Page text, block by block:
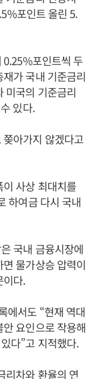
포인트 올린 5.
0.25%포인트씩 두
가 국내 기준금리
미국의 기준금리
있다.
아가지 않겠다고
사상 최대치를
하여금 다시 국내
국내 금융시장에
물가상승 압력이
이다.
에서도 “현재 역대
요인으로 작용해
다”고 지적했다.
리차와 환율의 연